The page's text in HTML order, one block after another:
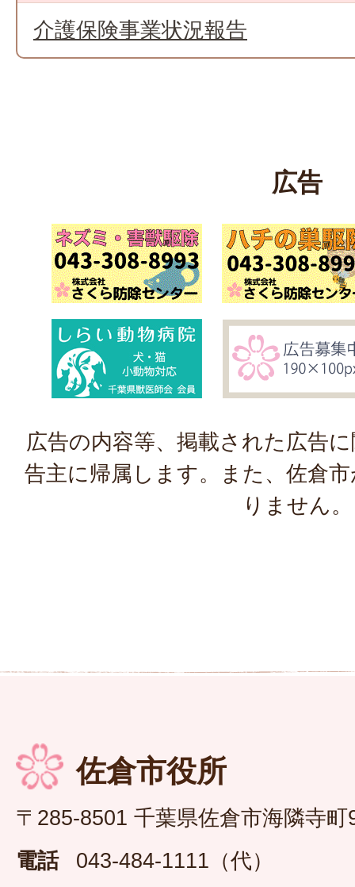
介護保険事業状況報告
広告
広告の内容等、掲載された広告
告主に帰属します。また、佐倉
りません。
佐倉市役所
〒285-8501 千葉県佐倉市海隣寺町
電話
043-484-1111（代）